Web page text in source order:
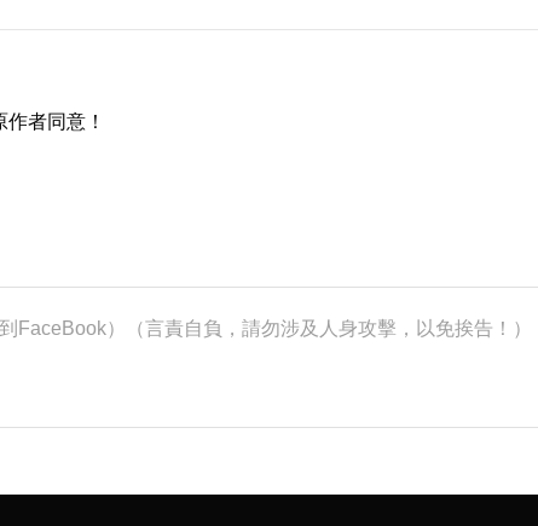
者同意！
FaceBook）（言責自負，請勿涉及人身攻擊，以免挨告！）